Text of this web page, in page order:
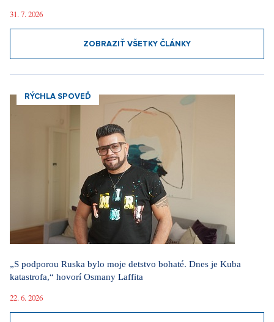
31. 7. 2026
ZOBRAZIŤ VŠETKY ČLÁNKY
RÝCHLA SPOVEĎ
„S podporou Ruska bylo moje detstvo bohaté. Dnes je Kuba
katastrofa,“ hovorí Osmany Laffita
22. 6. 2026